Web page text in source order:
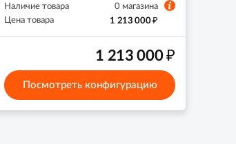
Наличие товара
0 магазина
Цена товара
1 213 000₽
1 213 000₽
Посмотреть конфигурацию